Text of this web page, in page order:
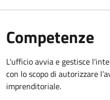
Competenze
L'ufficio avvia e gestisce
con lo scopo di autorizzare
imprenditoriale.